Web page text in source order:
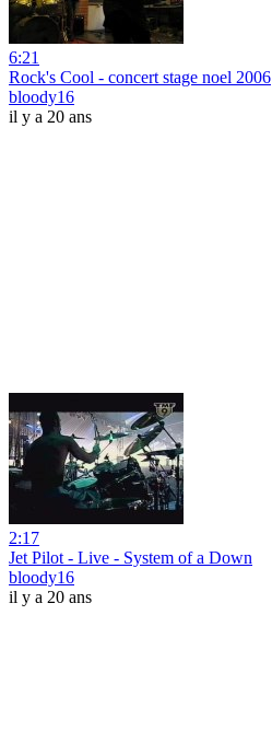
6:21
Rock's Cool - concert stage noel 2006
bloody16
il y a 20 ans
2:17
Jet Pilot - Live - System of a Down
bloody16
il y a 20 ans